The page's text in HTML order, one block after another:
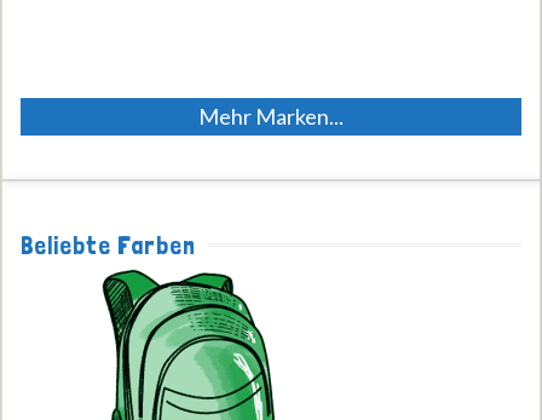
Mehr Marken...
Beliebte Farben